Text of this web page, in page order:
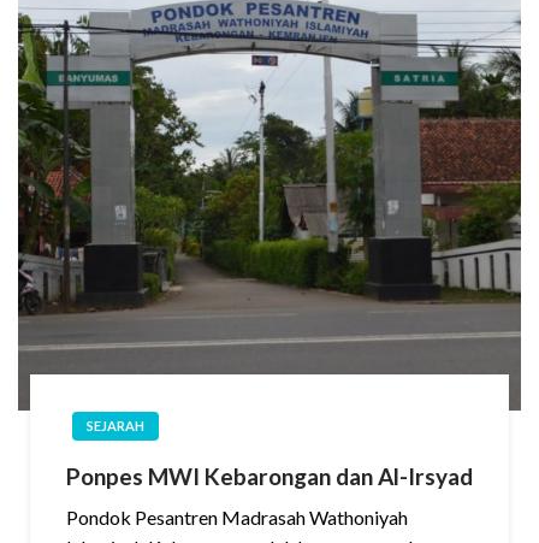
SEJARAH
Ponpes MWI Kebarongan dan Al-Irsyad
Pondok Pesantren Madrasah Wathoniyah